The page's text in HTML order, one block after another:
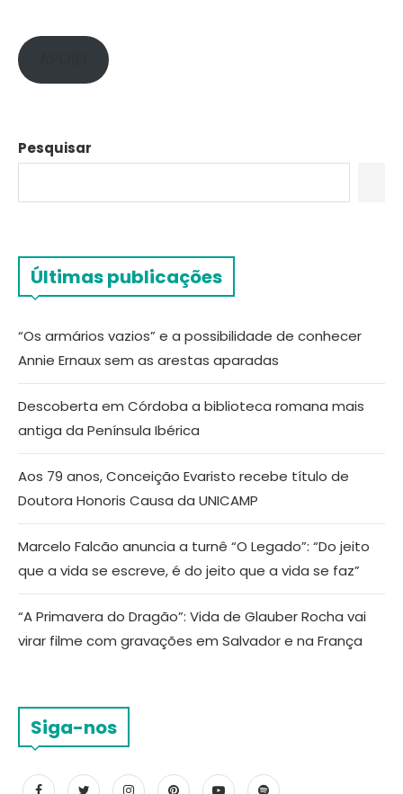
Pesquisar
Últimas publicações
“Os armários vazios” e a possibilidade de conhecer
Annie Ernaux sem as arestas aparadas
Descoberta em Córdoba a biblioteca romana mais
antiga da Península Ibérica
Aos 79 anos, Conceição Evaristo recebe título de
Doutora Honoris Causa da UNICAMP
Marcelo Falcão anuncia a turnê “O Legado”: “Do jeito
que a vida se escreve, é do jeito que a vida se faz”
“A Primavera do Dragão”: Vida de Glauber Rocha vai
virar filme com gravações em Salvador e na França
Siga-nos